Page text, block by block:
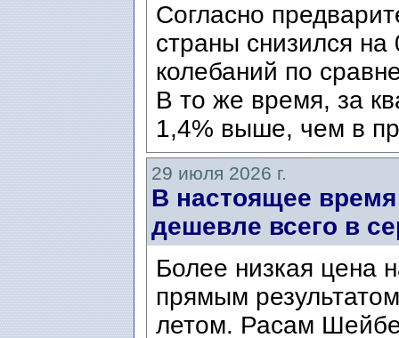
Согласно
страны снизился
колебаний по
В то же время, за
1,4% выше, чем в
29 июля 2026 г.
В настоящее
дешевле всего в
Более низкая цена
прямым
летом. Расам